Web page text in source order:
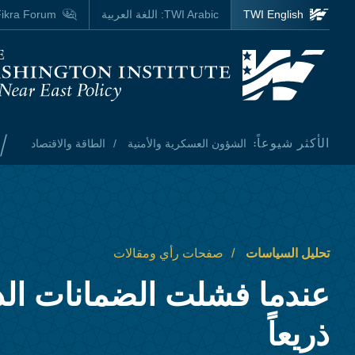
Skip to main content
Homepage
الأكثر شيوعاً: الشؤون العسكرية والأمنية الطاقة والاقتصاد /
TWI English
TWI Arabic: اللغة العربية Forum
تحليل السياسات صفحات رأي ومقالات
عندما فشلت الضمانات
ذريعاً